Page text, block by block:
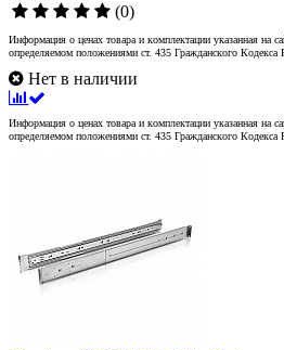
(0)
Информация о ценах товара и комплектации указанная на
определяемом положениями ст. 435 Гражданского Кодекса
Нет в наличии
Информация о ценах товара и комплектации указанная на
определяемом положениями ст. 435 Гражданского Кодекса